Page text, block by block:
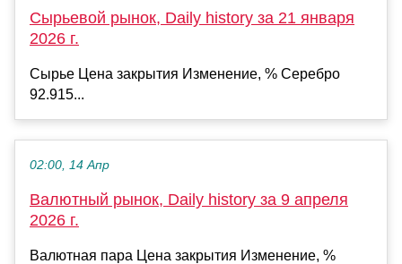
Сырьевой рынок, Daily history за 21 января
2026 г.
Сырье Цена закрытия Изменение, % Серебро
92.915...
02:00, 14 Апр
Валютный рынок, Daily history за 9 апреля
2026 г.
Валютная пара Цена закрытия Изменение, %